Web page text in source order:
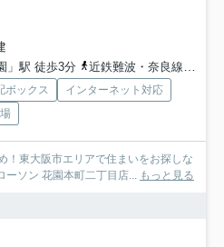
」駅 徒歩3分
近鉄難波・奈良線「東花園」駅 徒歩11分
ボックス
インターネット対応
！東大阪市エリアで住まいをお探しな
ソン 花園本町二丁目店...
もっと見る